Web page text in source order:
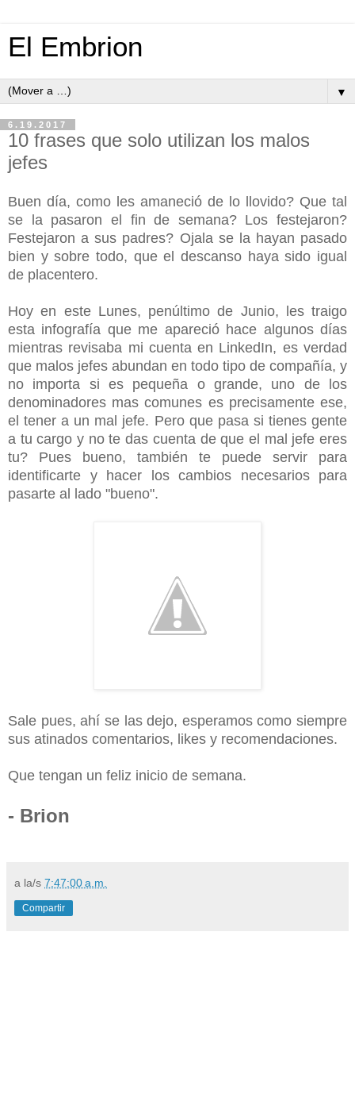
El Embrion
▼
6.19.2017
10 frases que solo utilizan los malos
jefes
Buen día, como les amaneció de lo llovido? Que tal
se la pasaron el fin de semana? Los festejaron?
Festejaron a sus padres? Ojala se la hayan pasado
bien y sobre todo, que el descanso haya sido igual
de placentero.
Hoy en este Lunes, penúltimo de Junio, les traigo
esta infografía que me apareció hace algunos días
mientras revisaba mi cuenta en LinkedIn, es verdad
que malos jefes abundan en todo tipo de compañía, y
no importa si es pequeña o grande, uno de los
denominadores mas comunes es precisamente ese,
el tener a un mal jefe. Pero que pasa si tienes gente
a tu cargo y no te das cuenta de que el mal jefe eres
tu? Pues bueno, también te puede servir para
identificarte y hacer los cambios necesarios para
pasarte al lado "bueno".
Sale pues, ahí se las dejo, esperamos como siempre
sus atinados comentarios, likes y recomendaciones.
Que tengan un feliz inicio de semana.
- Brion
a la/s 7:47:00 a.m.
Compartir